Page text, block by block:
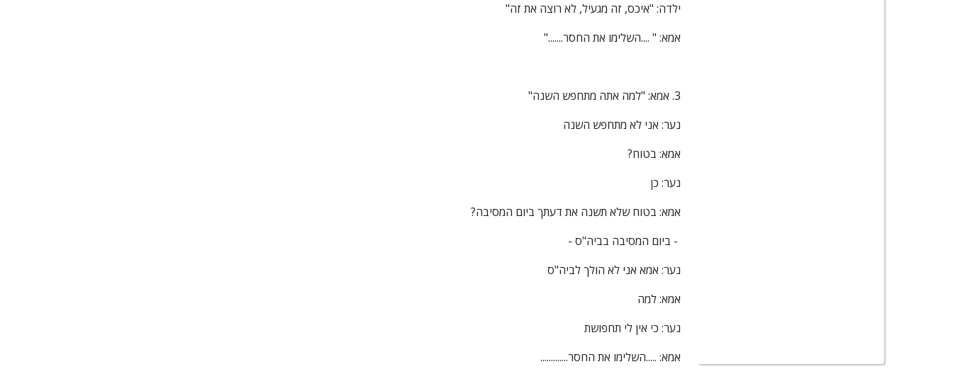
ילדה: "איכס, זה מגעיל, לא רוצה את זה"
אמא: " ....השלימו את החסר......."
3. אמא: "למה אתה מתחפש השנה"
נער: אני לא מתחפש השנה
אמא: בטוח?
נער: כן
אמא: בטוח שלא תשנה את דעתך ביום המסיבה?
- ביום המסיבה בביה"ס -
נער: אמא אני לא הולך לביה"ס
אמא: למה
נער: כי אין לי תחפושת
אמא: .....השלימו את החסר.............